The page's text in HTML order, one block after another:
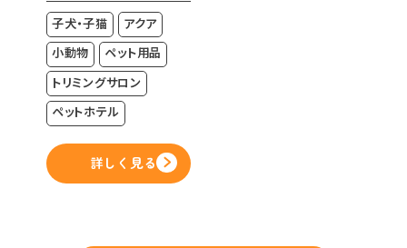
子犬・子猫
アクア
小動物
ペット用品
トリミングサロン
ペットホテル
詳しく見る